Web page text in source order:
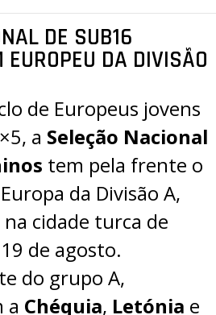
DE SUB16
DA DIVISÃO
de Europeus jovens
a Seleção Nacional
tem pela frente o
da Divisão A,
cidade turca de
de agosto.
do grupo A,
a Chéquia, Letónia e